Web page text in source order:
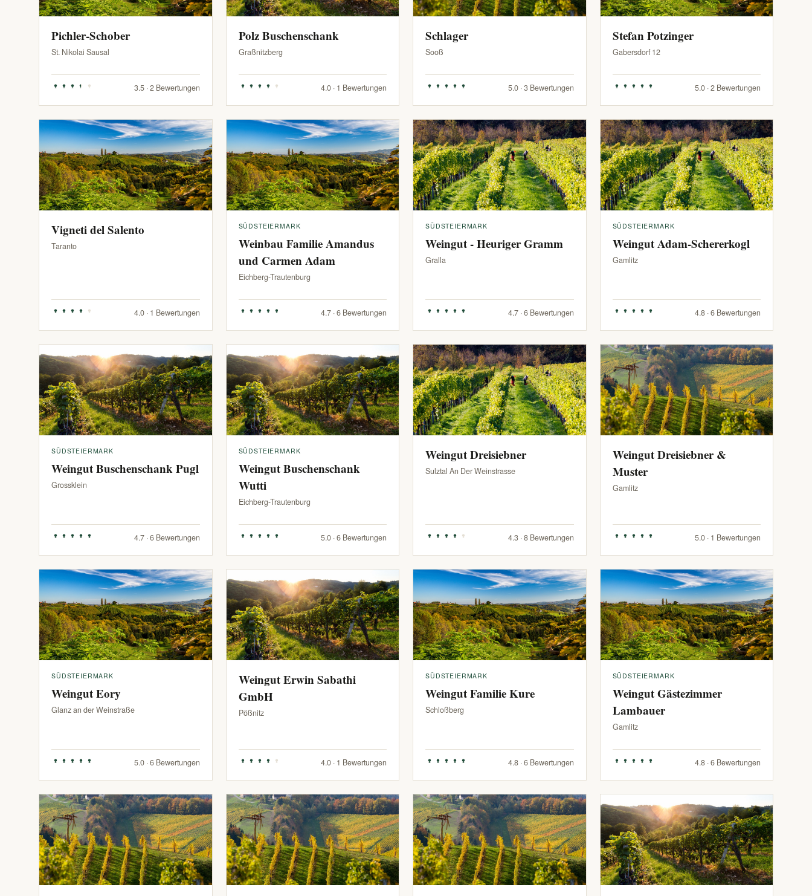
Pichler-Schober
St. Nikolai Sausal
3.5 · 2 Bewertungen
Polz Buschenschank
Graßnitzberg
4.0 · 1 Bewertungen
Schlager
Sooß
5.0 · 3 Bewertungen
Stefan Potzinger
Gabersdorf 12
5.0 · 2 Bewertungen
Vigneti del Salento
Taranto
4.0 · 1 Bewertungen
SÜDSTEIERMARK
Weinbau Familie Amandus
und Carmen Adam
Eichberg-Trautenburg
4.7 · 6 Bewertungen
SÜDSTEIERMARK
Weingut - Heuriger Gramm
Gralla
4.7 · 6 Bewertungen
SÜDSTEIERMARK
Weingut Adam-Schererkogl
Gamlitz
4.8 · 6 Bewertungen
SÜDSTEIERMARK
Weingut Buschenschank Pugl
Grossklein
4.7 · 6 Bewertungen
SÜDSTEIERMARK
Weingut Buschenschank
Wutti
Eichberg-Trautenburg
5.0 · 6 Bewertungen
Weingut Dreisiebner
Sulztal An Der Weinstrasse
4.3 · 8 Bewertungen
Weingut Dreisiebner &
Muster
Gamlitz
5.0 · 1 Bewertungen
SÜDSTEIERMARK
Weingut Eory
Glanz an der Weinstraße
5.0 · 6 Bewertungen
Weingut Erwin Sabathi
GmbH
Pößnitz
4.0 · 1 Bewertungen
SÜDSTEIERMARK
Weingut Familie Kure
Schloßberg
4.8 · 6 Bewertungen
SÜDSTEIERMARK
Weingut Gästezimmer
Lambauer
Gamlitz
4.8 · 6 Bewertungen